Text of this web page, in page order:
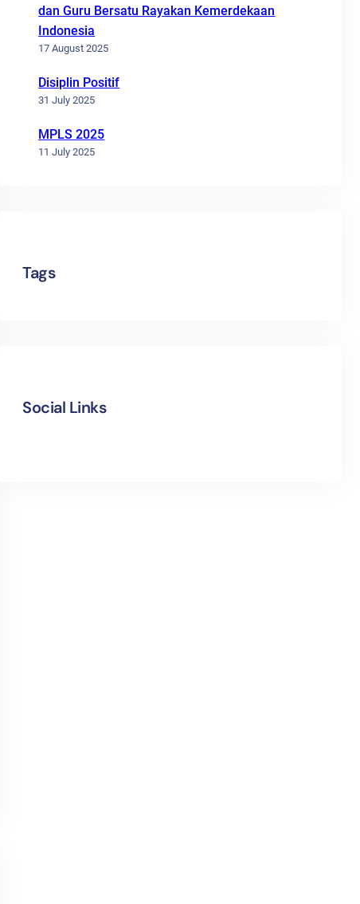
dan Guru Bersatu Rayakan Kemerdekaan
Indonesia
17 August 2025
Disiplin Positif
31 July 2025
MPLS 2025
11 July 2025
Tags
Social Links